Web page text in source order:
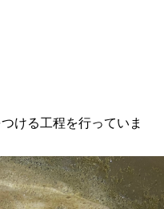
ける工程を行っていま